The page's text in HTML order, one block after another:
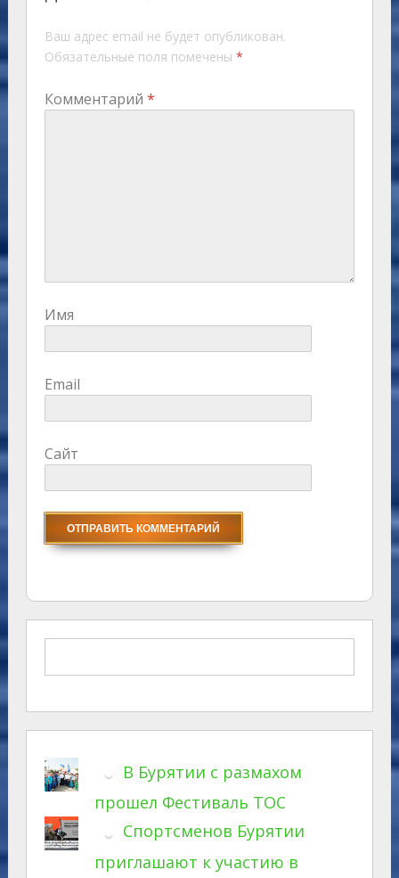
Ваш адрес email не будет опубликован.
Обязательные поля помечены *
Комментарий *
Имя
Email
Сайт
В Бурятии с размахом
прошел Фестиваль ТОС
Спортсменов Бурятии
приглашают к участию в